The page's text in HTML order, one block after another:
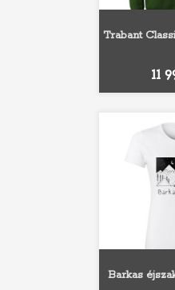
Trabant
Ár
11
Barkas